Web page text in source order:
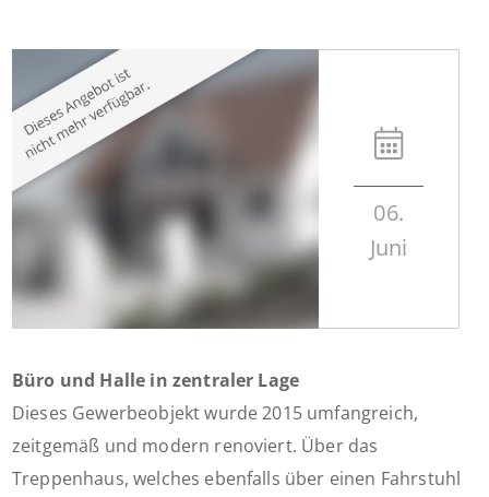
06.
Juni
Büro und Halle in zentraler Lage
Dieses Gewerbeobjekt wurde 2015 umfangreich,
zeitgemäß und modern renoviert. Über das
Treppenhaus, welches ebenfalls über einen Fahrstuhl